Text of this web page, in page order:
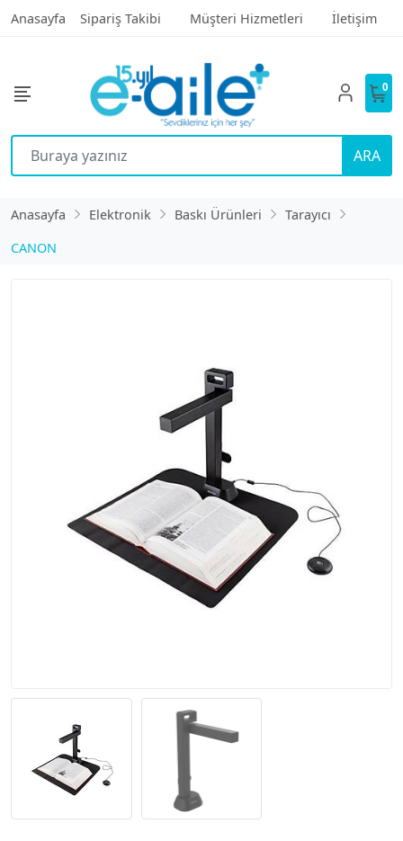
Anasayfa Sipariş Takibi Müşteri Hizmetleri İletişim
ARA
0
Anasayfa Elektronik Baskı Ürünleri
Tarayıcı
CANON